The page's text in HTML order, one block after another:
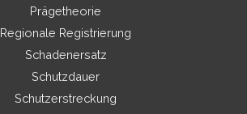
Prägetheorie
Regionale Registrierung
Schadenersatz
Schutzdauer
Schutzerstreckung